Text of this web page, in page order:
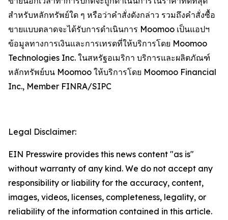
สำหรับหลักทรัพย์ใด ๆ หรือว่าคำสั่งดังกล่าว รวมถึงคำสั่งซื้อ
ขายแบบตลาดจะได้รับการดำเนินการ Moomoo เป็นแอปฯ
ข้อมูลทางการเงินและการเทรดที่ให้บริการโดย Moomoo
Technologies Inc. ในสหรัฐอเมริกา บริการและผลิตภัณฑ์
หลักทรัพย์บน Moomoo ให้บริการโดย Moomoo Financial
Inc., Member FINRA/SIPC
Legal Disclaimer:
EIN Presswire provides this news content "as is"
without warranty of any kind. We do not accept any
responsibility or liability for the accuracy, content,
images, videos, licenses, completeness, legality, or
reliability of the information contained in this article.